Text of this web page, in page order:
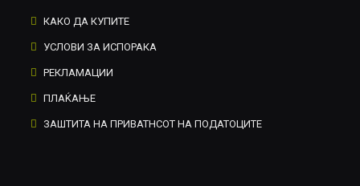
КАКО ДА КУПИТЕ
УСЛОВИ ЗА ИСПОРАКА
РЕКЛАМАЦИИ
ПЛАЌАЊЕ
ЗАШТИТА НА ПРИВАТНСОТ НА ПОДАТОЦИТЕ